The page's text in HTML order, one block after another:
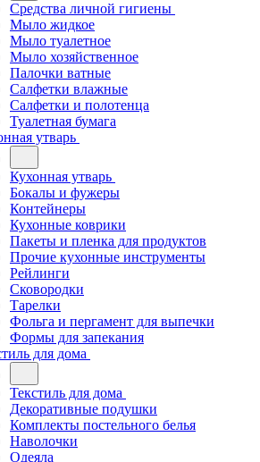
Средства личной гигиены
Мыло жидкое
Мыло туалетное
Мыло хозяйственное
Палочки ватные
Салфетки влажные
Салфетки и полотенца
Туалетная бумага
утварь
Кухонная утварь
Бокалы и фужеры
Контейнеры
Кухонные коврики
Пакеты и пленка для продуктов
Прочие кухонные инструменты
Рейлинги
Сковородки
Тарелки
Фольга и пергамент для выпечки
Формы для запекания
для дома
Текстиль для дома
Декоративные подушки
Комплекты постельного белья
Наволочки
Одеяла